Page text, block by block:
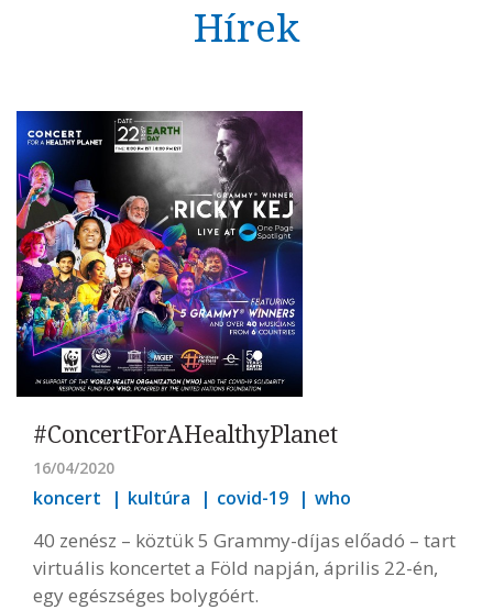
Hírek
#ConcertForAHealthyPlanet
16/04/2020
koncert kultúra covid-19 who
40 zenész – köztük 5 Grammy-díjas előadó – tart
virtuális koncertet a Föld napján, április 22-én,
egy egészséges bolygóért.